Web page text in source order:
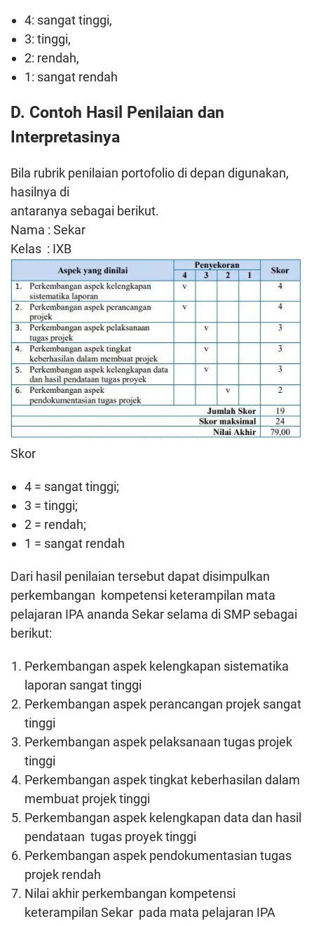
4: sangat tinggi,
3: tinggi,
2: rendah,
1: sangat rendah
D. Contoh Hasil Penilaian dan
Interpretasinya
Bila rubrik penilaian portofolio di depan digunakan,
hasilnya di
antaranya sebagai berikut.
Nama : Sekar
Kelas : IXB
Skor
4 = sangat tinggi;
3 = tinggi;
2 = rendah;
1 = sangat rendah
Dari hasil penilaian tersebut dapat disimpulkan
perkembangan kompetensi keterampilan mata
pelajaran IPA ananda Sekar selama di SMP sebagai
berikut:
Perkembangan aspek kelengkapan sistematika
laporan sangat tinggi
Perkembangan aspek perancangan projek sangat
tinggi
Perkembangan aspek pelaksanaan tugas projek
tinggi
Perkembangan aspek tingkat keberhasilan dalam
membuat projek tinggi
Perkembangan aspek kelengkapan data dan hasil
pendataan tugas proyek tinggi
Perkembangan aspek pendokumentasian tugas
projek rendah
Nilai akhir perkembangan kompetensi
keterampilan Sekar pada mata pelajaran IPA